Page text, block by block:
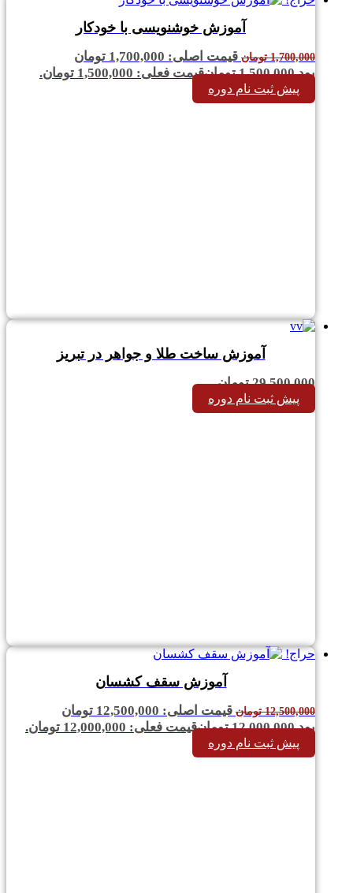
آموزش خوشنویسی با خودکار
1,700,000 تومان
قیمت اصلی: 1,700,000 تومان
بود.1,500,000 تومانقیمت فعلی: 1,500,000 تومان.
پیش ثبت نام دوره
آموزش ساخت طلا و جواهر در تبریز
29,500,000 تومان
پیش ثبت نام دوره
حراج!
آموزش سقف کشسان
12,500,000 تومان
قیمت اصلی: 12,500,000 تومان
بود.12,000,000 تومانقیمت فعلی: 12,000,000 تومان.
پیش ثبت نام دوره